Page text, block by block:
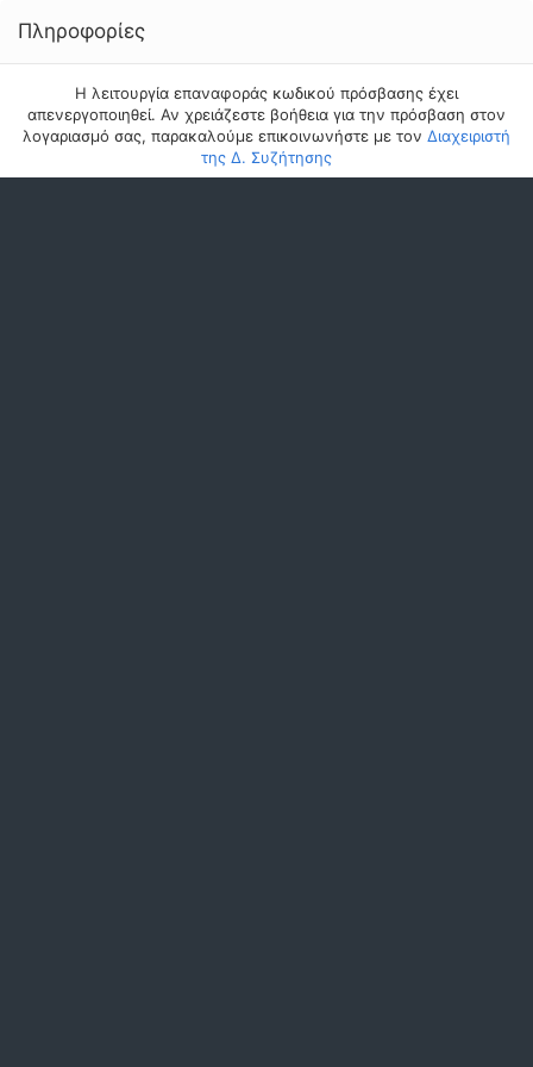
Πληροφορίες
Η λειτουργία επαναφοράς κωδικού πρόσβασης έχει
απενεργοποιηθεί. Αν χρειάζεστε βοήθεια για την πρόσβαση στον
λογαριασμό σας, παρακαλούμε επικοινωνήστε με τον Διαχειριστή
της Δ. Συζήτησης